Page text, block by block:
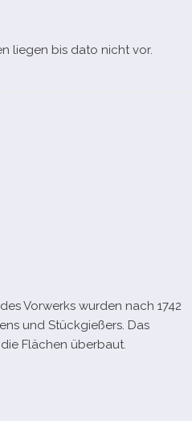
lie­gen bis dato nicht vor.
Vorwerks wur­den nach 1742
und Stückgießers. Das
Flächen überbaut.